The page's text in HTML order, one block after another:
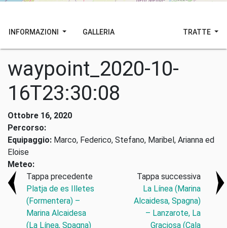
INFORMAZIONI GALLERIA TRATTE
waypoint_2020-10-
16T23:30:08
Ottobre 16, 2020
Percorso:
Equipaggio: Marco, Federico, Stefano, Maribel, Arianna ed
Eloise
Meteo:
Tappa precedente
Platja de es Illetes
(Formentera) –
Marina Alcaidesa
(La Línea, Spagna)
Tappa successiva
La Línea (Marina
Alcaidesa, Spagna)
– Lanzarote, La
Graciosa (Cala